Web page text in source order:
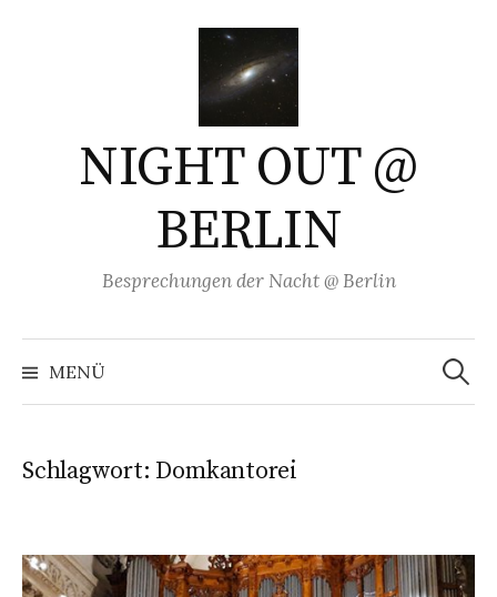
NIGHT OUT @
BERLIN
Besprechungen der Nacht @ Berlin
MENÜ
Suchen
nach:
Schlagwort: Domkantorei